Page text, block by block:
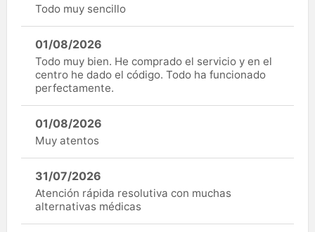
Todo muy sencillo
01/08/2026
Todo muy bien. He comprado el servicio y en el
centro he dado el código. Todo ha funcionado
perfectamente.
01/08/2026
Muy atentos
31/07/2026
Atención rápida resolutiva con muchas
alternativas médicas